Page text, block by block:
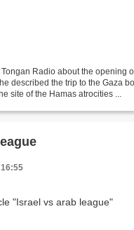
Radio about the opening
described the trip to the Gaza
site of the Hamas atrocities ...